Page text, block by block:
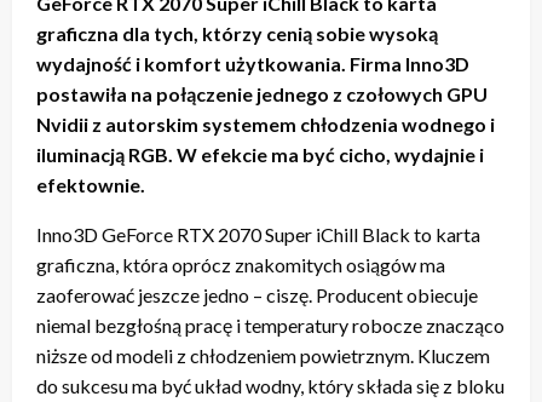
graficzna dla tych, którzy cenią sobie wysoką
wydajność i komfort użytkowania. Firma Inno3D
postawiła na połączenie jednego z czołowych GPU
Nvidii z autorskim systemem chłodzenia wodnego i
iluminacją RGB. W efekcie ma być cicho, wydajnie i
efektownie.
Inno3D GeForce RTX 2070 Super iChill Black to karta
graficzna, która oprócz znakomitych osiągów ma
zaoferować jeszcze jedno – ciszę. Producent obiecuje
niemal bezgłośną pracę i temperatury robocze znacząco
niższe od modeli z chłodzeniem powietrznym. Kluczem
do sukcesu ma być układ wodny, który składa się z bloku